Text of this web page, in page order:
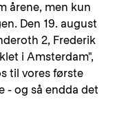
årene, men kun
Den 19. august
2, Frederik
i Amsterdam",
til vores første
- og så endda det